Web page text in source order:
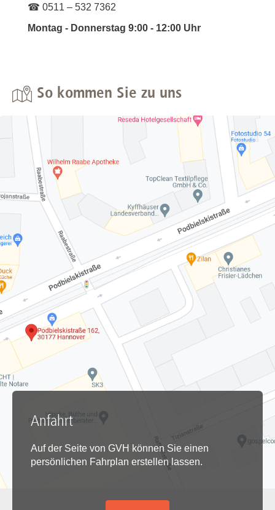
☎ 0511 – 532 7362
Montag - Donnerstag 9:00 - 12:00 Uhr
So kommen Sie zu uns
Anfahrt
Auf der Seite von GVH können Sie einen
persönlichen Fahrplan erstellen lassen.